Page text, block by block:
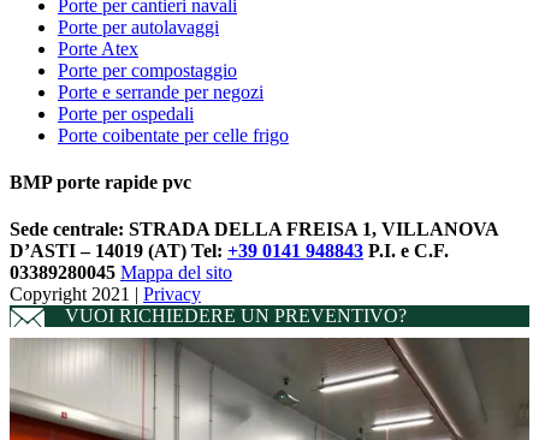
Porte per cantieri navali
Porte per autolavaggi
Porte Atex
Porte per compostaggio
Porte e serrande per negozi
Porte per ospedali
Porte coibentate per celle frigo
BMP porte rapide pvc
Sede centrale: STRADA DELLA FREISA 1, VILLANOVA
D’ASTI – 14019 (AT) Tel: +39 0141 948843 P.I. e C.F.
03389280045 Mappa del sito
Copyright 2021 | Privacy
VUOI RICHIEDERE UN PREVENTIVO?